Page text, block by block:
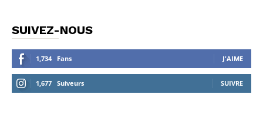
SUIVEZ-NOUS
1,734 Fans J'AIME
1,677 Suiveurs SUIVRE